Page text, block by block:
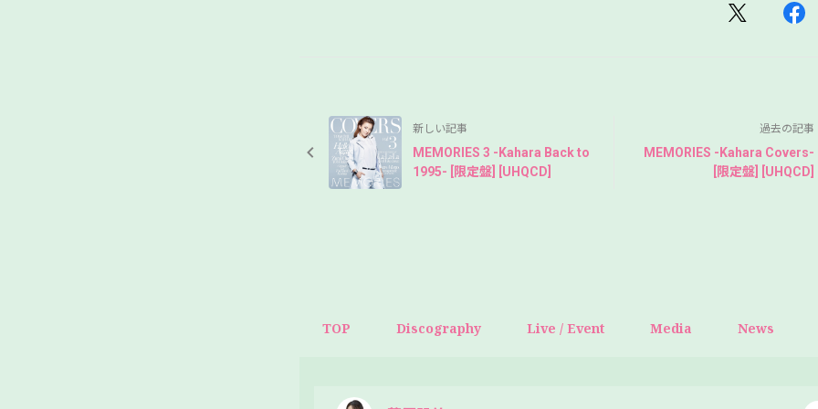
新しい記事
MEMORIES 3 -Kahara Back to
1995- [限定盤] [UHQCD]
過去の記事
MEMORIES -Kahara Covers-
[限定盤] [UHQCD]
TOP Discography Live / Event Media News